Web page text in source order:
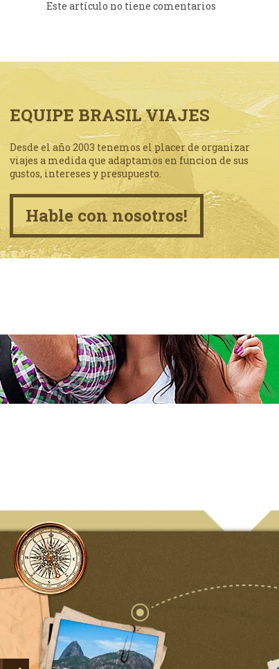
Este artículo no tiene comentarios
EQUIPE BRASIL VIAJES
Desde el año 2003 tenemos el placer de organizar
viajes a medida que adaptamos en funcion de sus
gustos, intereses y presupuesto.
Hable con nosotros!